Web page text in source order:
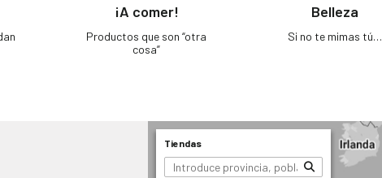
¡A comer!
Productos que son “otra
cosa”
Belleza
Si no te mimas tú…
Tiendas